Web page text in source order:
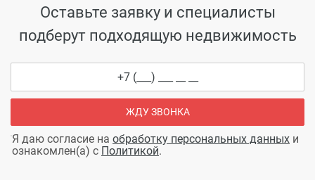
Оставьте заявку и специалисты
подберут подходящую недвижимость
ЖДУ ЗВОНКА
Я даю согласие на обработку персональных данных и
ознакомлен(а) с Политикой.